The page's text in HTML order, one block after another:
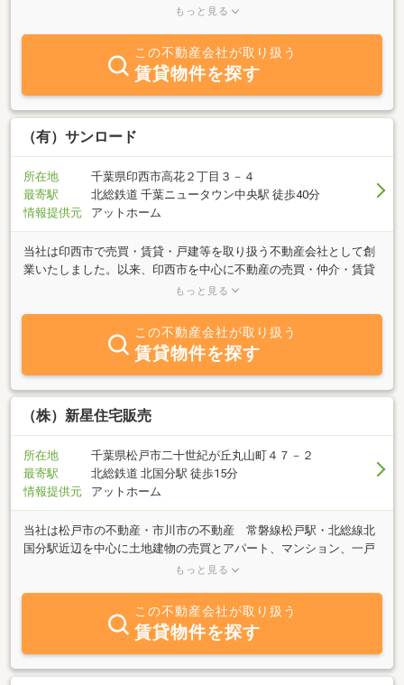
のご希望に合う物件を親切・丁寧にご紹介させていただきます。
様のご来店をスタッフ一同心よりお待ちしております。
もっと見る
この不動産会社が取り扱う
賃貸物件を探す
（有）サンロード
所在地
千葉県印西市高花２丁目３－４
最寄駅
北総鉄道 千葉ニュータウン中央駅 徒歩40分
情報提供元
アットホーム
当社は印西市で売買・賃貸・戸建等を取り扱う不動産会社として創
業いたしました。以来、印西市を中心に不動産の売買・仲介・賃貸
の管理・コンサルティング等を行っております。土地・住宅を売り
いません。ご相談・ご質問など御座いましたら、お気軽にお問い合
わせ下さいませ。皆様のご来店をスタッフ一同心よりお待ちしてお
もっと見る
この不動産会社が取り扱う
賃貸物件を探す
（株）新星住宅販売
所在地
千葉県松戸市二十世紀が丘丸山町４７－２
最寄駅
北総鉄道 北国分駅 徒歩15分
情報提供元
アットホーム
当社は松戸市の不動産・市川市の不動産 常磐線松戸駅・北総線北
国分駅近辺を中心に土地建物の売買とアパート、マンション、一戸
建て賃貸・管理を取り扱っております。「売りたい」 「買いた
ることなら何でもお気軽にご相談下さい。地元に精通した情報と経
験をもとに、お客様のご希望に併せた物件を親切・丁寧にご紹介致
します。是非一度ご来店下さい。
もっと見る
この不動産会社が取り扱う
賃貸物件を探す